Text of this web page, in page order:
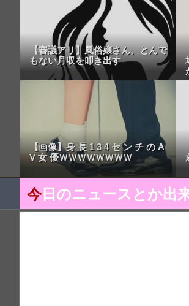
【審議アリ】風俗嬢さん、とんで
もない月収を叩き出す
【画像】身 長 1 3 4 セ ン チ の A
V 女 優ＷＷＷＷＷＷＷＷ
今日のニュースとか出